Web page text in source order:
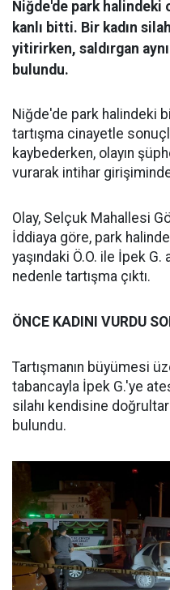
Niğde'de park halindeki
kanlı bitti. Bir kadın
yitirirken, saldırgan
bulundu.
Niğde'de park halindeki
tartışma cinayetle
kaybederken, olayın
vurarak intihar
Olay, Selçuk Mahallesi
İddiaya göre, park
yaşındaki Ö.O. ile İpek
nedenle tartışma çıktı.
ÖNCE KADINI VURDU
Tartışmanın büyümesi
tabancayla İpek G.'ye
silahı kendisine
bulundu.